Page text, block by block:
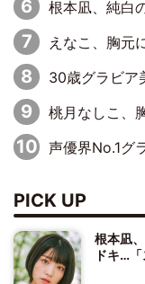
根本凪、純白の水着姿と物
えなこ、胸元に目を奪われるコス
30歳グラビア美女、夏っぽさ全
桃月なしこ、胸元も脇も眩し過ぎるラ
声優界No.1グラ
PICK UP
根本凪
ドキ…